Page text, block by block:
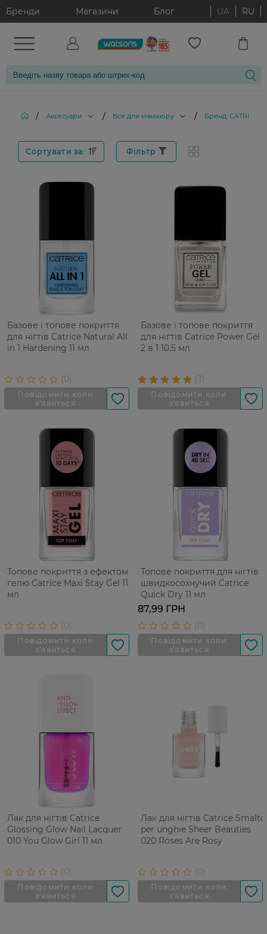
Бренди Магазини Блог UA RU
/ Аксесуари / Все для манікюру / Бренд: CATRICE
Сортувати за: Фільтр
Базове і топове покриття
для нігтів Catrice Natural All
in 1 Hardening 11 мл
Базове і топове покриття
для нігтів Catrice Power Gel
2 в 1 10,5 мл
Топове покриття з ефектом
гелю Catrice Maxi Stay Gel 11
мл
Топове покриття для нігтів
швидкосохнучий Catrice
Quick Dry 11 мл
87,99 ГРН
Лак для нігтів Catrice
Glossing Glow Nail Lacquer
010 You Glow Girl 11 мл
Лак для нігтів Catrice Smalto
per unghie Sheer Beauties
020 Roses Are Rosy